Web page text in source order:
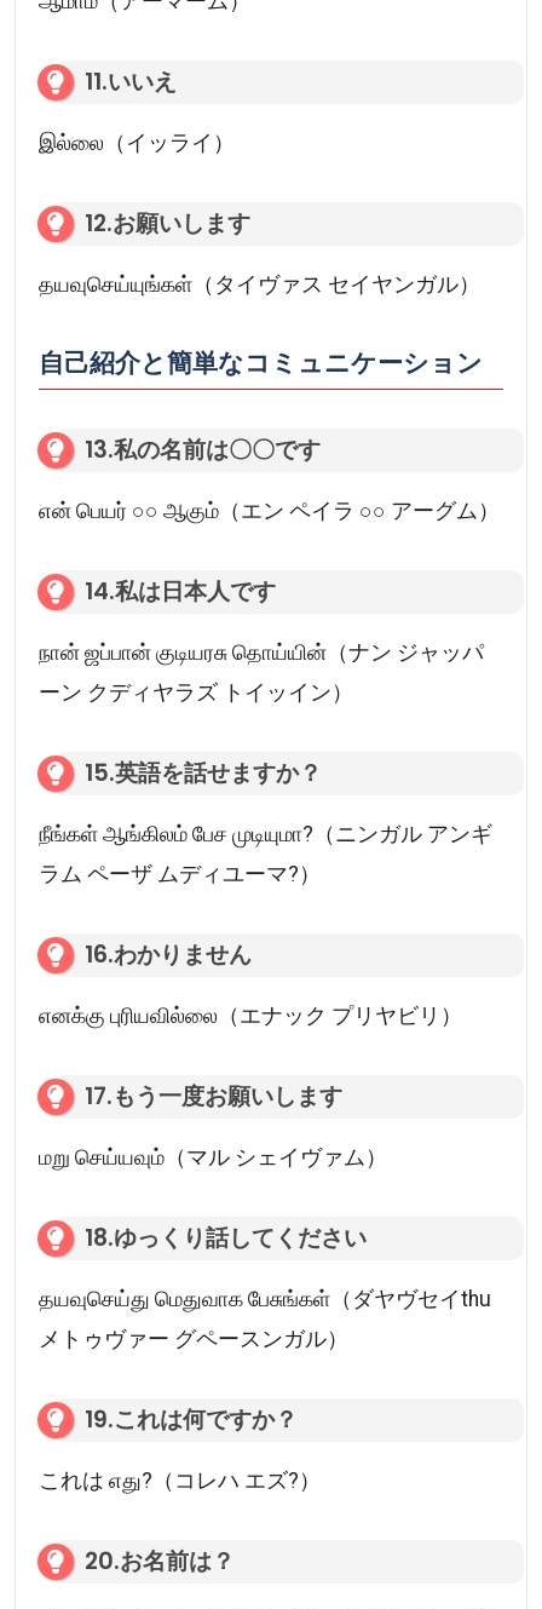
11.いいえ
இல்லை（イッライ）
12.お願いします
தயவுசெய்யுங்கள்（タイヴァス セイヤンガル）
自己紹介と簡単なコミュニケーション
13.私の名前は〇〇です
என் பெயர் ○○ ஆகும்（エン ペイラ ○○ アーグム）
14.私は日本人です
நான் ஜப்பான் குடியரசு தொய்யின்（ナン ジャッパ
ーン クディヤラズ トイッイン）
15.英語を話せますか？
நீங்கள் ஆங்கிலம் பேச முடியுமா?（ニンガル アンギ
ラム ペーザ ムディユーマ?）
16.わかりません
எனக்கு புரியவில்லை（エナック プリヤビリ）
17.もう一度お願いします
மறு செய்யவும்（マル シェイヴァム）
18.ゆっくり話してください
தயவுசெய்து மெதுவாக பேசுங்கள்（ダヤヴセイthu
メトゥヴァー グペースンガル）
19.これは何ですか？
これは எது?（コレハ エズ?）
20.お名前は？